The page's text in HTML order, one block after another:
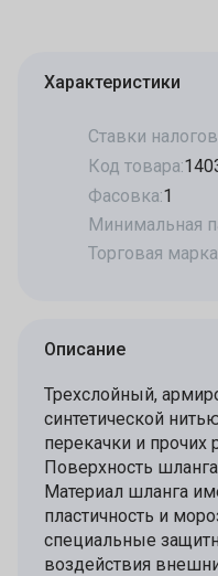
Характеристики
Ставки
Код товара:
Фасовка:1
Минимальная
Торговая
Описание
Трехслойный,
синтетической
перекачки и прочих
Поверхность шланга
Материал шланга
пластичность и
специальные
воздействия